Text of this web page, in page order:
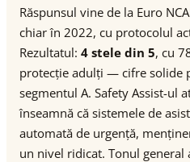
Răspunsul vine de la Euro
chiar în 2022, cu protocolul
Rezultatul: 4 stele din 5, cu
protecție adulți — cifre solide
segmentul A. Safety Assist-ul
înseamnă că sistemele de
automată de urgență,
un nivel ridicat. Tonul general